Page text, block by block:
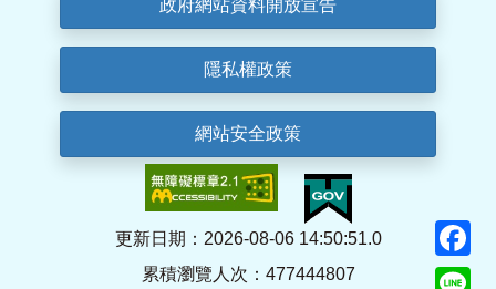
政府網站資料開放宣告
隱私權政策
網站安全政策
更新日期：2026-08-06 14:50:51.0
累積瀏覽人次：477444807